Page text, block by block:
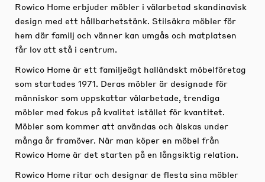
Rowico Home erbjuder möbler i välarbetad skandinavisk
design med ett hållbarhetstänk. Stilsäkra möbler för
hem där familj och vänner kan umgås och matplatsen
får lov att stå i centrum.
Rowico Home är ett familjeägt halländskt möbelföretag
som startades 1971. Deras möbler är designade för
människor som uppskattar välarbetade, trendiga
möbler med fokus på kvalitet istället för kvantitet.
Möbler som kommer att användas och älskas under
många år framöver. När man köper en möbel från
Rowico Home är det starten på en långsiktig relation.
Rowico Home ritar och designar de flesta sina möbler